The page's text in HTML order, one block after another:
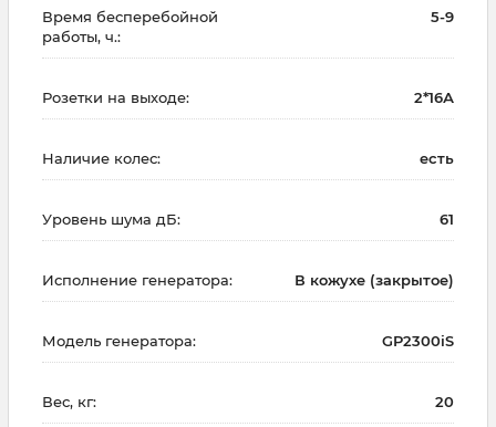
Время бесперебойной
работы, ч.:
5-9
Розетки на выходе: 2*16А
Наличие колес: есть
Уровень шума дБ: 61
Исполнение генератора: В кожухе (закрытое)
Модель генератора: GP2300iS
Вес, кг: 20